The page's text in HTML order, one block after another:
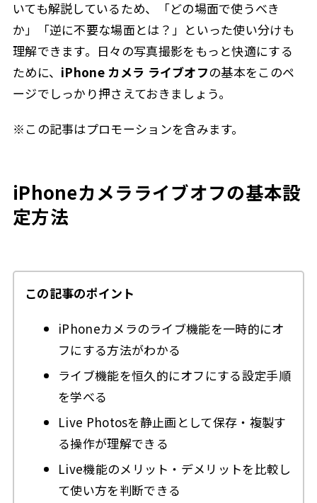
いても解説しているため、「どの場面で使うべき
か」「逆に不要な場面とは？」といった使い分けも
理解できます。日々の写真撮影をもっと快適にする
ために、 iPhone カメラ ライブオフの基本をこのペ
ージでしっかり押さえておきましょう。
※この記事はプロモーションを含みます。
iPhoneカメラライブオフの基本設
定方法
この記事のポイント
iPhoneカメラのライブ機能を一時的にオ
フにする方法がわかる
ライブ機能を恒久的にオフにする設定手順
を学べる
Live Photosを静止画として保存・複製す
る操作が理解できる
Live機能のメリット・デメリットを比較し
て使い方を判断できる